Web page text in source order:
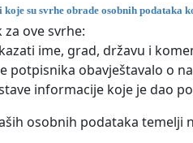
su svrhe obrade osobnih podataka
ove svrhe:
ime, grad, državu i
potpisnika obavještavalo o
informacije koje je dao
osobnih podataka